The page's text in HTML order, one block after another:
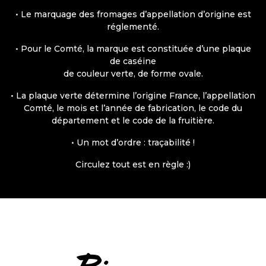
• Le marquage des fromages d’appellation d’origine est
réglementé.
• Pour le Comté, la marque est constituée d’une plaque
de caséine
de couleur verte, de forme ovale.
• La plaque verte détermine l’origine France, l’appellation
Comté, le mois et l’année de fabrication, le code du
département et le code de la fruitière.
• Un mot d’ordre : traçabilité !
Circulez tout est en règle :)